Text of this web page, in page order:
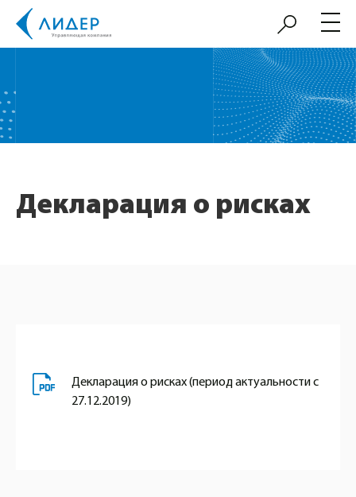
Декларация о рисках
Декларация о рисках (период актуальности с
27.12.2019)